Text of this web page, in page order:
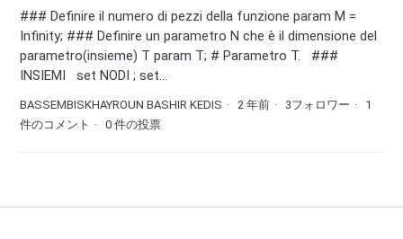
### Definire il numero di pezzi della funzione param M =
Infinity; ### Definire un parametro N che è il dimensione del
parametro(insieme) T param T; # Parametro T. ###
INSIEMI set NODI ; set...
BASSEMBISKHAYROUN BASHIR KEDIS 2 年前 3フォロワー
1
件のコメント
0 件の投票